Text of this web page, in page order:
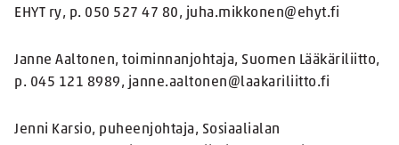
EHYT ry, p. 050 527 47 80, juha.mikkonen@ehyt.fi
Janne Aaltonen, toiminnanjohtaja, Suomen Lääkäriliitto,
p. 045 121 8989, janne.aaltonen@laakariliitto.fi
Jenni Karsio, puheenjohtaja, Sosiaalialan